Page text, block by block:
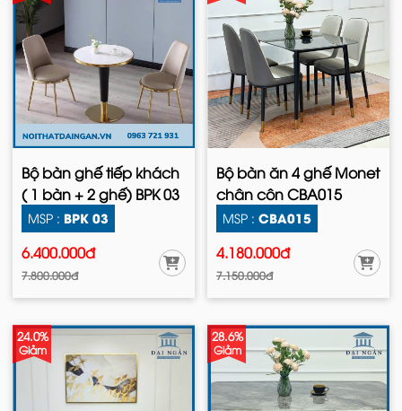
Bộ bàn ghế tiếp khách
( 1 bàn + 2 ghế) BPK 03
MSP : BPK 03
6.400.000đ
7.800.000đ
Bộ bàn ăn 4 ghế Monet
chân côn CBA015
MSP : CBA015
4.180.000đ
7.150.000đ
24.0%
Giảm
28.6%
Giảm